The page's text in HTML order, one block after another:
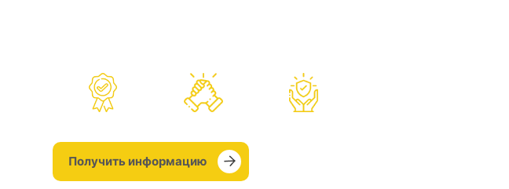
Получить информацию